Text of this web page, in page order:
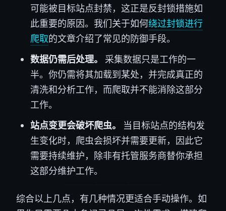
可能被目标站点封禁，这正是反封锁措施如
此重要的原因。我们关于如何绕过封锁进行
爬取的文章介绍了常见的防御手段。
数据仍需后处理。 采集数据只是工作的一
半。你仍需将其加载到某处，并完成真正的
清洗和分析工作，而爬取并不能消除这部分
工作。
站点变更会破坏爬虫。
当目标站点的结构发
生变化时，爬虫会损坏并需要更新，因此它
需要持续维护，除非有托管服务商替你承担
这部分维护工作。
综合以上几点，有几种情况更适合手动操作。如